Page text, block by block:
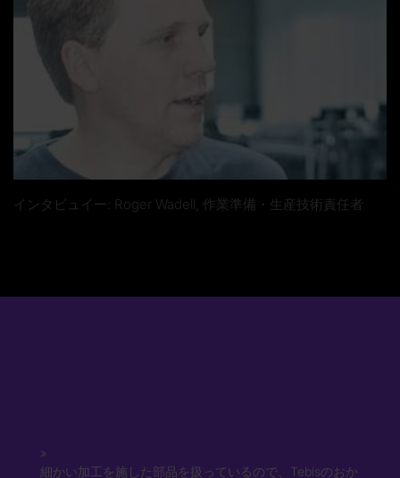
インタビュイー: Roger Wadell, 作業準備・生産技術責任者
細かい加工を施した部品を扱っているので、Tebisのおか